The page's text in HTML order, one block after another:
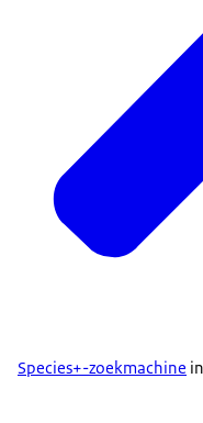
Species+-zoekmachine